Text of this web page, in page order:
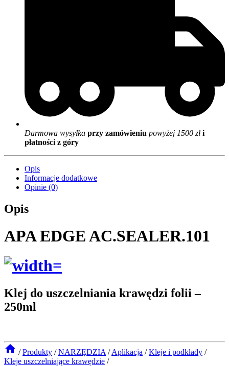
Darmowa wysyłka przy zamówieniu powyżej 1500 złi
płatności z góry
Opis
Informacje dodatkowe
Opinie (0)
Opis
APA EDGE AC.SEALER.101
Klej do uszczelniania krawędzi folii –
250ml
/ Produkty / NARZĘDZIA / Aplikacja / Kleje i podkłady /
Kleje uszczelniające krawędzie /